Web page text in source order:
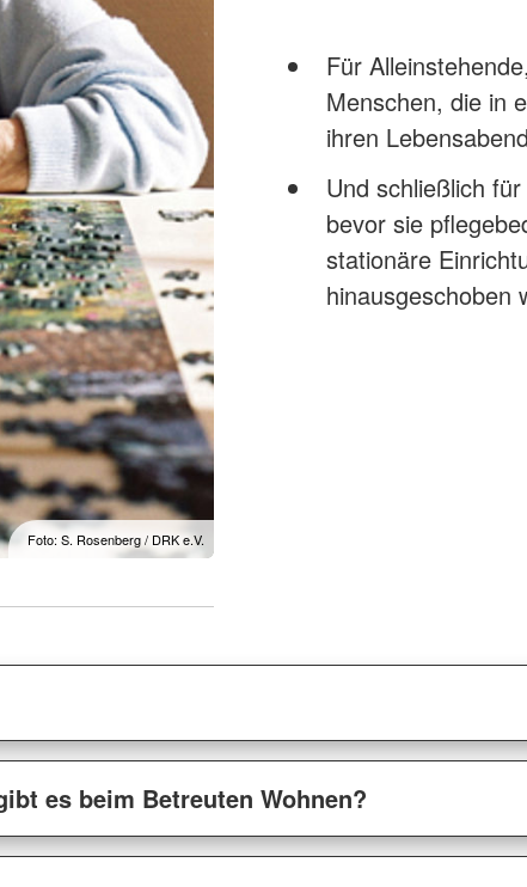
Foto: S. Rosenberg / DRK e.V.
Für
Menschen, die in
ihren
Und schließlich
bevor sie
stationäre
hinausgeschoben
es beim Betreuten Wohnen?